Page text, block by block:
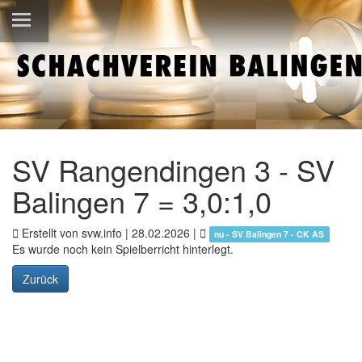
SV Rangendingen 3 - SV
Balingen 7 = 3,0:1,0
Erstellt von svw.info | 28.02.2026 | nu - SV Balingen 7 - CK AS
Es wurde noch kein Spielberricht hinterlegt.
Zurück